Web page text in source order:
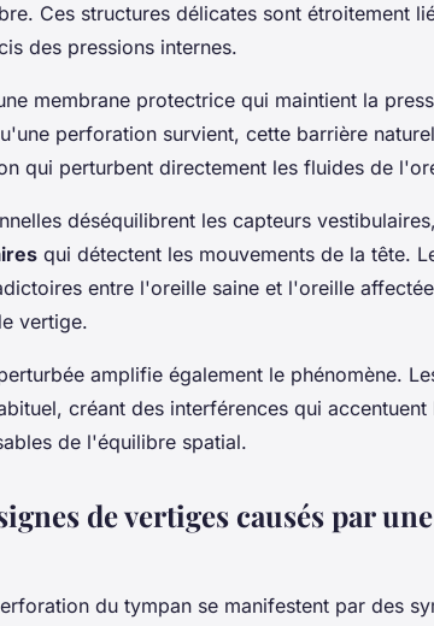
Ces structures délicates sont étroitement
des pressions internes.
membrane protectrice qui maintient la
perforation survient, cette barrière
qui perturbent directement les fluides de
déséquilibrent les capteurs
qui détectent les mouvements de la tête.
entre l'oreille saine et l'oreille
vertige.
amplifie également le phénomène.
créant des interférences qui
de l'équilibre spatial.
de vertiges causés par
du tympan se manifestent par des